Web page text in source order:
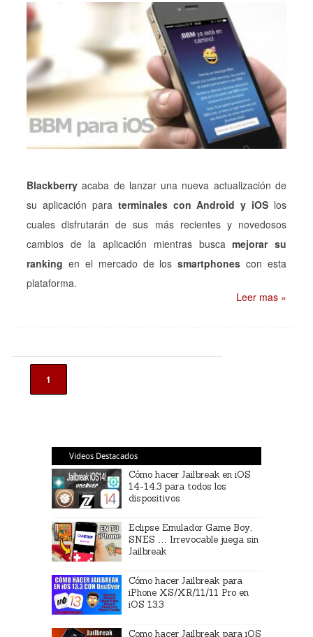
Blackberry acaba de lanzar una nueva actualización de
su aplicación para terminales con Android y iOS los
cuales disfrutarán de sus más recientes y novedosos
cambios de la aplicación mientras buscamejorar su
ranking en el mercado de lossmartphones con esta
plataforma.
Leer mas »
1
Videos Destacados
Cómo hacer Jailbreak en iOS
14-14.3 para todos los
dispositivos
Eclipse Emulador Game Boy,
SNES … Irrevocable juega sin
Jailbreak
Cómo hacer Jailbreak para
iPhone XS/XR/11/11 Pro en
iOS 13.3
Como hacer Jailbreak para iOS